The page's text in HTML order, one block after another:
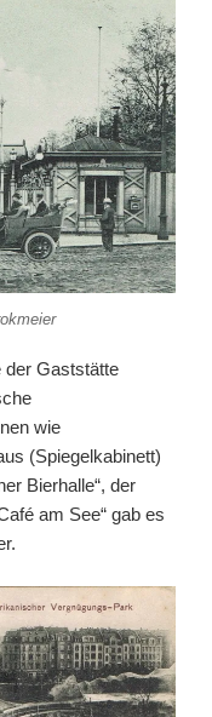
der Gaststätte
wie
(Spiegelkabinett)
Bierhalle“, der
am See“ gab es